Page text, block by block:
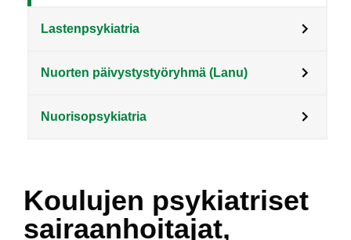
Lastenpsykiatria
Nuorten päivystystyöryhmä (Lanu)
Nuorisopsykiatria
Koulujen psykiatriset
sairaanhoitajat,